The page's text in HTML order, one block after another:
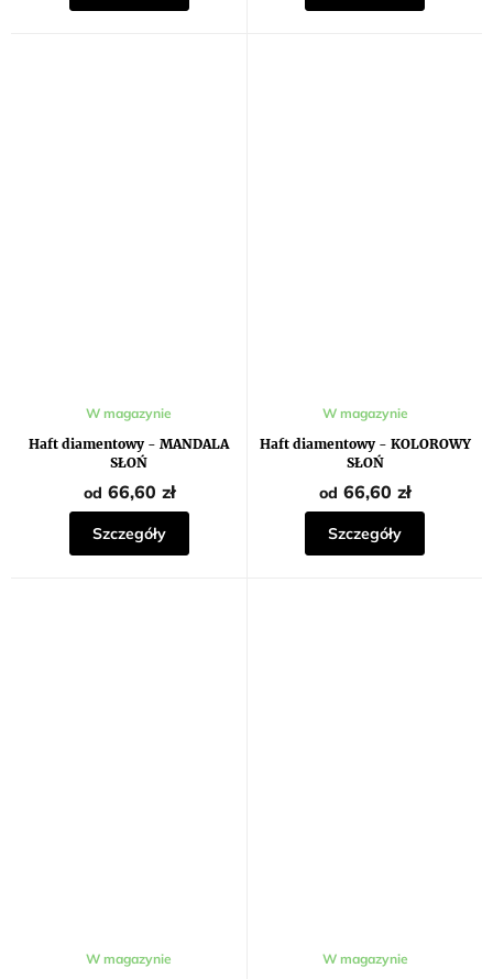
Haft diamentowy - MANDALA
SŁOŃ
W magazynie
od 66,60 zł
Szczegóły
Haft diamentowy - KOLOROWY
SŁOŃ
W magazynie
od 66,60 zł
Szczegóły
W magazynie W magazynie